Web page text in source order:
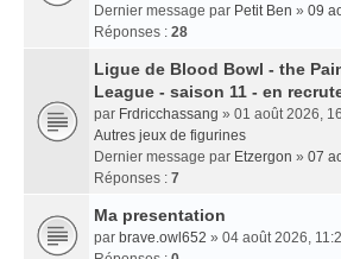
Dernier message par Petit Ben » 09
Réponses : 28
Ligue de Blood Bowl - the
League - saison 11 - en
par Frdricchassang » 01 août 2026,
Autres jeux de figurines
Dernier message par Etzergon » 07
Réponses : 7
Ma presentation
par brave.owl652 » 04 août 2026,